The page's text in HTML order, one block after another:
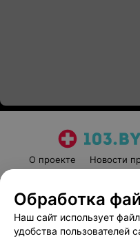
О проекте Новости
Пользовательское
Написать
Обработка
Наш сайт использует
удобства пользователей